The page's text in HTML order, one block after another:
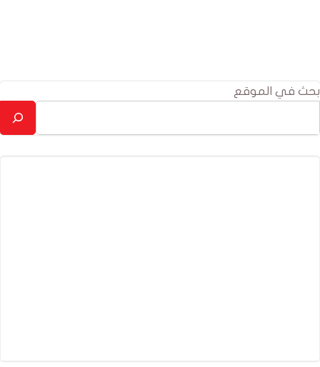
بحث في الموقع